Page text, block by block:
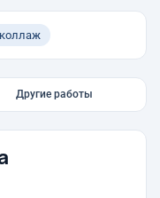
Другие работы